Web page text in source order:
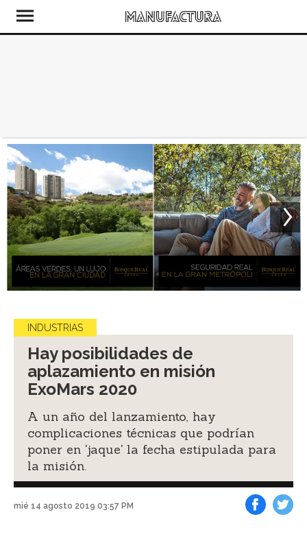
INDUSTRIAS
Hay posibilidades de
aplazamiento en misión
ExoMars 2020
A un año del lanzamiento, hay
complicaciones técnicas que podrían
poner en 'jaque' la fecha estipulada para
la misión.
mié 14 agosto 2019 03:57 PM